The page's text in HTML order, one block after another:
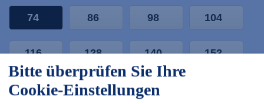
Bitte überprüfen Sie Ihre
Cookie-Einstellungen
74 86 98 104
116 128 140 152
164 176